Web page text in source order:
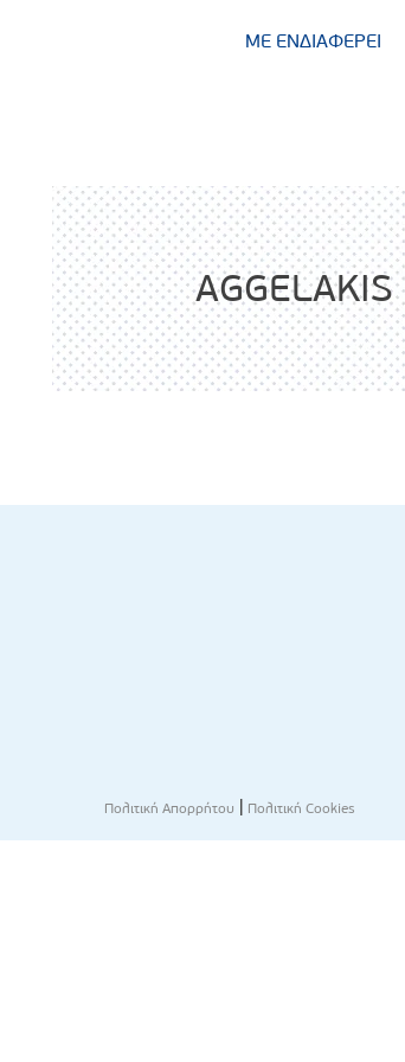
ΜΕ ΕΝΔΙΑΦΕΡΕΙ
AGGELAKIS
Πολιτική Απορρήτου | Πολιτική Cookies